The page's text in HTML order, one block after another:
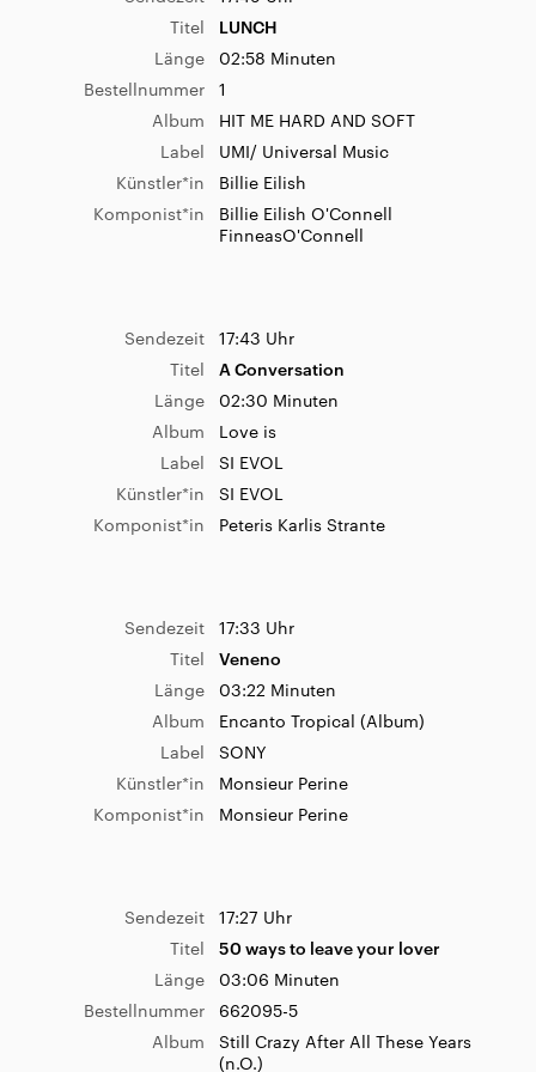
Sendezeit
06:40 Uhr
Titel
Black Spider
Länge
03:19 Minuten
Bestellnummer
1
Album
Black Spider (Single)
Label
Warner Music International
Künstler*in
Kovacs
Hannah Robinson
Sendezeit
06:33 Uhr
Titel
SUGAR
Länge
02:50 Minuten
Album
SUGAR
Label
2023 옐로우테일, under license to
NHN Bugs Corp
Künstler*in
nynas
Sendezeit
06:25 Uhr
Titel
Chevrolet
Länge
02:57 Minuten
Bestellnummer
1
Album
The Climb (Album)
Label
Apples In The Tree
Sendezeit
06:19 Uhr
Titel
Love me not
Länge
02:57 Minuten
Album
Doveland (Album)
Label
2026 Clouds Hill
Künstler*in
Django Django
Sendezeit
08:14 Uhr
Titel
Snow
Künstler*in
Red Hot Chili Peppers
Komponist*in
Anthony Kiedis
Label
Atlantic
Künstler*in
Tones And I
Komponist*in
Samuel Nelson Harris ToniWatson
Label
Two The Sun
Künstler*in
Two The Sun
Komponist*in
Stefanie Müller
Titel
LUNCH
Länge
02:58 Minuten
Bestellnummer
1
Album
HIT ME HARD AND SOFT
Label
UMI/ Universal Music
Künstler*in
Billie Eilish
Komponist*in
Billie Eilish O'Connell
FinneasO'Connell
Sendezeit
17:43 Uhr
Titel
A Conversation
Länge
02:30 Minuten
Album
Love is
Label
SI EVOL
Künstler*in
SI EVOL
Komponist*in
Peteris Karlis Strante
Sendezeit
17:33 Uhr
Titel
Veneno
Länge
03:22 Minuten
Album
Encanto Tropical (Album)
Label
SONY
Künstler*in
Monsieur Perine
Komponist*in
Monsieur Perine
Sendezeit
17:27 Uhr
Titel
50 ways to leave your lover
Länge
03:06 Minuten
Bestellnummer
662095-5
Album
Still Crazy After All These Years
(n.O.)